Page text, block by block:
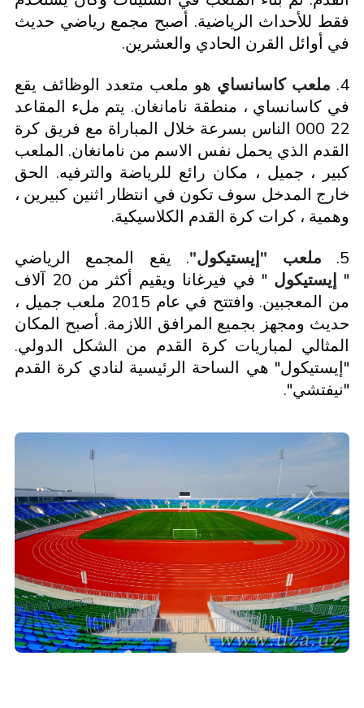
فقط للأحداث الرياضية. أصبح مجمع رياضي حديث
في أوائل القرن الحادي والعشرين.
4. ملعب كاسانساي هو ملعب متعدد الوظائف يقع
في كاسانساي ، منطقة نامانغان. يتم ملء المقاعد
22 000 الناس بسرعة خلال المباراة مع فريق كرة
القدم الذي يحمل نفس الاسم من نامانغان. الملعب
كبير ، جميل ، مكان رائع للرياضة والترفيه. الحق
خارج المدخل سوف تكون في انتظار اثنين كبيرين ،
وهمية ، كرات كرة القدم الكلاسيكية.
5.
ملعب "إيستيكول". يقع المجمع الرياضي
" إيستيكول
" في فيرغانا ويقيم أكثر من 20 آلاف
من المعجبين. وافتتح في عام 2015 ملعب جميل ،
حديث ومجهز بجميع المرافق اللازمة. أصبح المكان
المثالي لمباريات كرة القدم من الشكل الدولي.
"إيستيكول" هي الساحة الرئيسية لنادي كرة القدم
"نيفتشي".